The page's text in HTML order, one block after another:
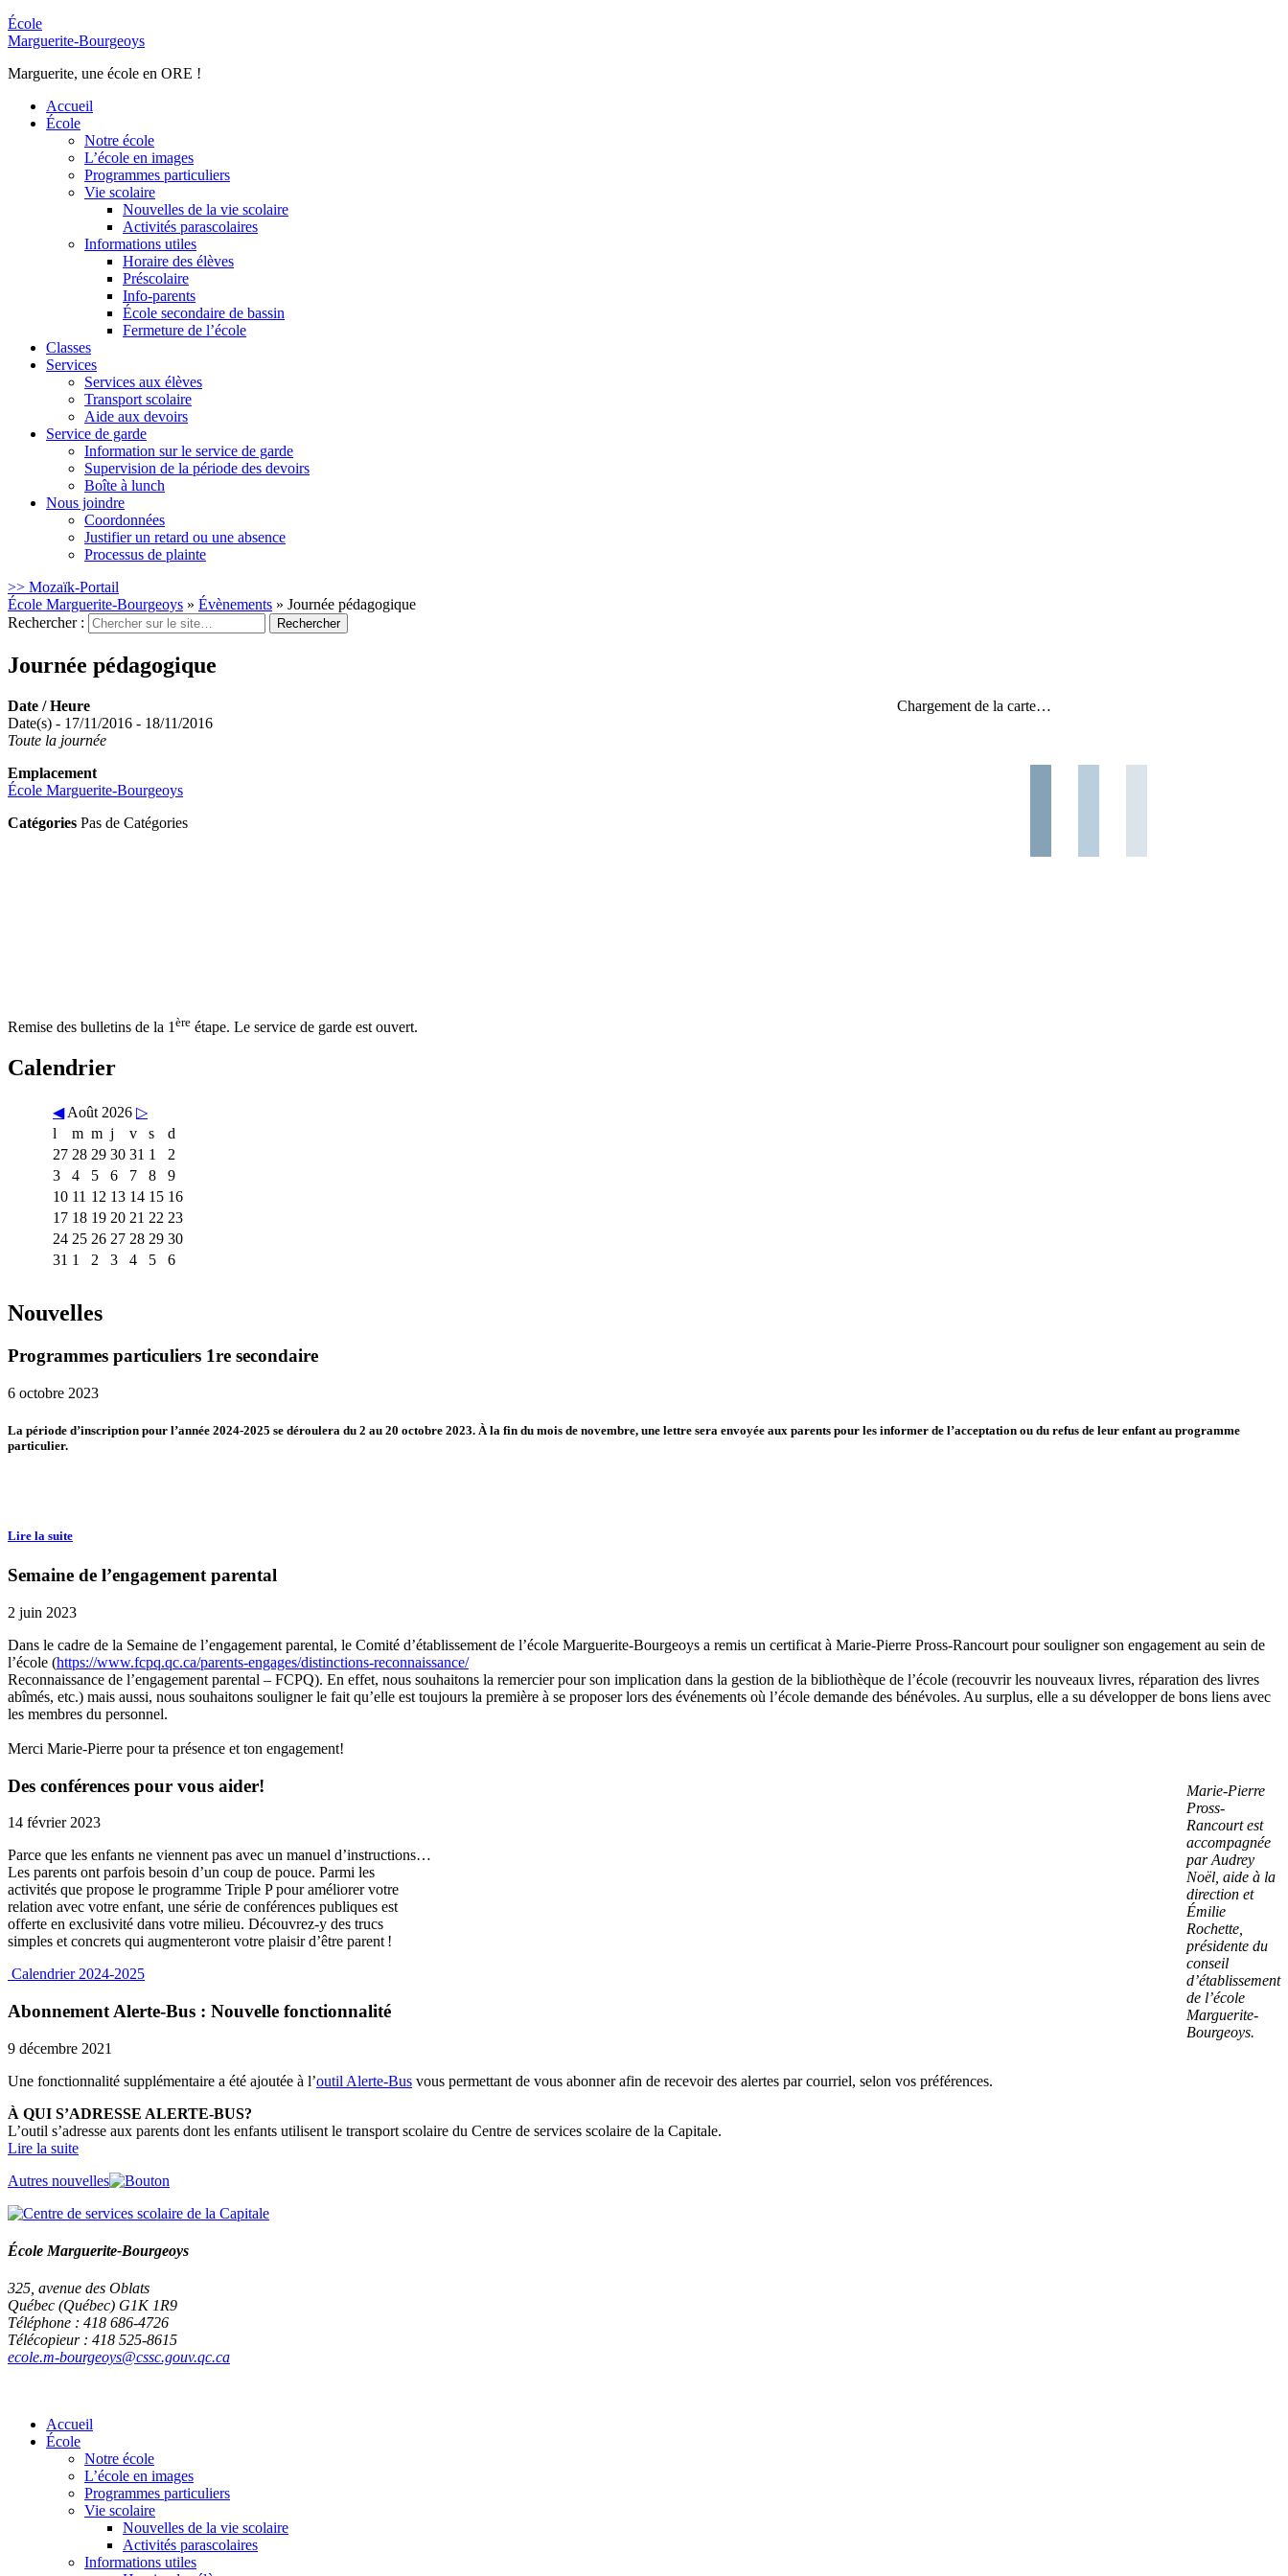
École
Marguerite-Bourgeoys
Marguerite, une école en ORE !
Accueil
École
Notre école
L’école en images
Programmes particuliers
Vie scolaire
Nouvelles de la vie scolaire
Activités parascolaires
Informations utiles
Horaire des élèves
Préscolaire
Info-parents
École secondaire de bassin
Fermeture de l’école
Classes
Services
Services aux élèves
Transport scolaire
Aide aux devoirs
Service de garde
Information sur le service de garde
Supervision de la période des devoirs
Boîte à lunch
Nous joindre
Coordonnées
Justifier un retard ou une absence
Processus de plainte
>> Mozaïk-Portail
École Marguerite-Bourgeoys » Évènements » Journée pédagogique
Rechercher :
Journée pédagogique
Chargement de la carte…
Date / Heure
Date(s) - 17/11/2016 - 18/11/2016
Toute la journée
Emplacement
École Marguerite-Bourgeoys
Catégories Pas de Catégories
Remise des bulletins de la 1 ère étape. Le service de garde est ouvert.
Calendrier
◀ Août 2026 ▷
l
m m j v s
d
27 28 29 30 31 1
2
3
4 5 6 7 8
9
10 11 12 13 14 15 16
17 18 19 20 21 22 23
24 25 26 27 28 29 30
31 1 2 3 4 5 6
Nouvelles
Programmes particuliers 1re secondaire
6 octobre 2023
La période d’inscription pour l’année 2024-2025 se déroulera du 2 au 20 octobre 2023. À la fin du mois de novembre, une lettre sera envoyée aux parents pour les informer de l’acceptation ou du refus de leur enfant au programme
particulier.
Lire la suite
Semaine de l’engagement parental
2 juin 2023
Dans le cadre de la Semaine de l’engagement parental, le Comité d’établissement de l’école Marguerite-Bourgeoys a remis un certificat à Marie-Pierre Pross-Rancourt pour souligner son engagement au sein de
l’école (https://www.fcpq.qc.ca/parents-engages/distinctions-reconnaissance/
Reconnaissance de l’engagement parental – FCPQ). En effet, nous souhaitons la remercier pour son implication dans la gestion de la bibliothèque de l’école (recouvrir les nouveaux livres, réparation des livres
abîmés, etc.) mais aussi, nous souhaitons souligner le fait qu’elle est toujours la première à se proposer lors des événements où l’école demande des bénévoles. Au surplus, elle a su développer de bons liens avec
les membres du personnel.
Merci Marie-Pierre pour ta présence et ton engagement!
Marie-Pierre
Pross-
Rancourt est
accompagnée
par Audrey
Noël, aide à la
direction et
Émilie
Rochette,
présidente du
conseil
d’établissement
de l’école
Marguerite-
Bourgeoys.
Des conférences pour vous aider!
14 février 2023
Parce que les enfants ne viennent pas avec un manuel d’instructions…
Les parents ont parfois besoin d’un coup de pouce. Parmi les
activités que propose le programme Triple P pour améliorer votre
relation avec votre enfant, une série de conférences publiques est
offerte en exclusivité dans votre milieu. Découvrez-y des trucs
simples et concrets qui augmenteront votre plaisir d’être parent !
Calendrier 2024-2025
Abonnement Alerte-Bus : Nouvelle fonctionnalité
9 décembre 2021
Une fonctionnalité supplémentaire a été ajoutée à l’outil Alerte-Bus vous permettant de vous abonner afin de recevoir des alertes par courriel, selon vos préférences.
À QUI S’ADRESSE ALERTE-BUS?
L’outil s’adresse aux parents dont les enfants utilisent le transport scolaire du Centre de services scolaire de la Capitale.
Lire la suite
Autres nouvelles
École Marguerite-Bourgeoys
325, avenue des Oblats
Québec (Québec) G1K 1R9
Téléphone : 418 686-4726
Télécopieur : 418 525-8615
ecole.m-bourgeoys@cssc.gouv.qc.ca
Accueil
École
Notre école
L’école en images
Programmes particuliers
Vie scolaire
Nouvelles de la vie scolaire
Activités parascolaires
Informations utiles